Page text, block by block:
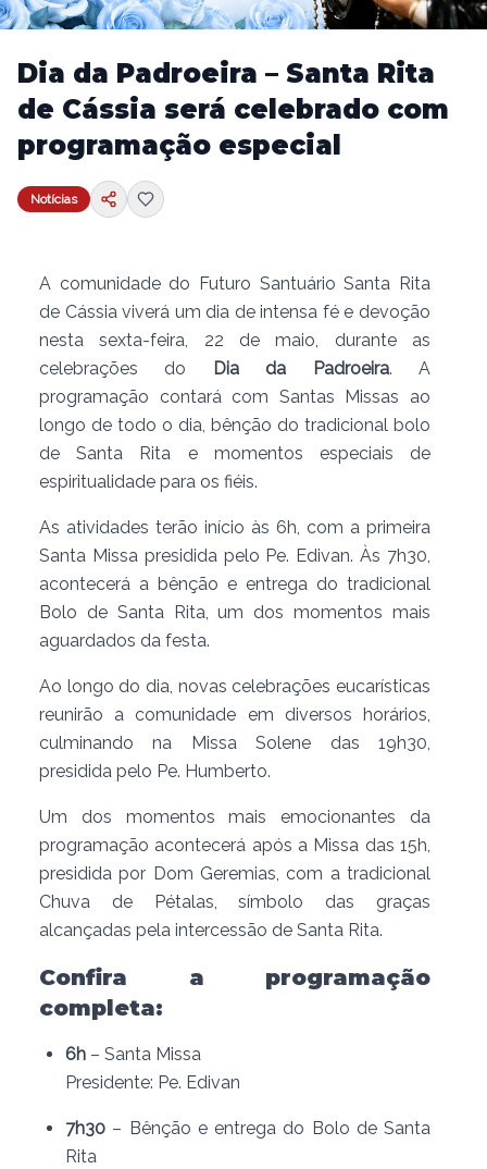
Dia da Padroeira – Santa Rita
de Cássia será celebrado com
programação especial
Notícias
A comunidade do Futuro Santuário Santa Rita
de Cássia viverá um dia de intensa fé e devoção
nesta sexta-feira, 22 de maio, durante as
celebrações do
Dia da Padroeira. A
programação contará com Santas Missas ao
longo de todo o dia, bênção do tradicional bolo
de Santa Rita e momentos especiais de
espiritualidade para os fiéis.
As atividades terão início às 6h, com a primeira
Santa Missa presidida pelo Pe. Edivan. Às 7h30,
acontecerá a bênção e entrega do tradicional
Bolo de Santa Rita, um dos momentos mais
aguardados da festa.
Ao longo do dia, novas celebrações eucarísticas
reunirão a comunidade em diversos horários,
culminando na Missa Solene das 19h30,
presidida pelo Pe. Humberto.
Um dos momentos mais emocionantes da
programação acontecerá após a Missa das 15h,
presidida por Dom Geremias, com a tradicional
Chuva de Pétalas, símbolo das graças
alcançadas pela intercessão de Santa Rita.
Confira a programação
completa:
6h – Santa Missa
Presidente: Pe. Edivan
7h30 – Bênção e entrega do Bolo de Santa
Rita